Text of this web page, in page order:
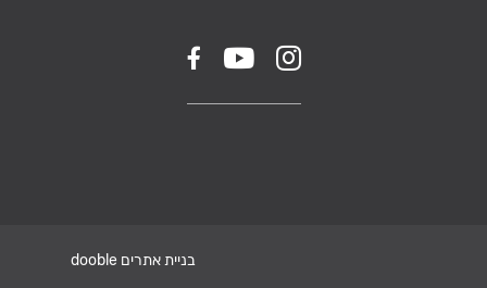
בניית אתרים dooble